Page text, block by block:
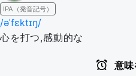
IPA（発音記号）
/əˈfɛktɪŋ/
心を打つ,感動的な
意味